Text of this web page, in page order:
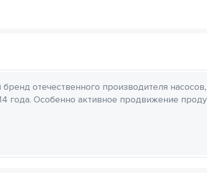
бренд отечественного производителя
года. Особенно активное продвижение